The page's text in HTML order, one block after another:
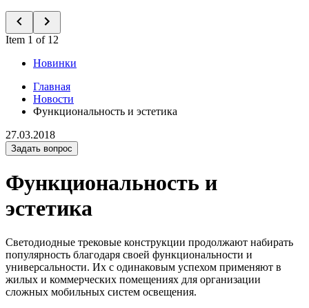
Item 1 of 12
Новинки
Главная
Новости
Функциональность и эстетика
27.03.2018
Задать вопрос
Функциональность и
эстетика
Светодиодные трековые конструкции продолжают набирать
популярность благодаря своей функциональности и
универсальности. Их с одинаковым успехом применяют в
жилых и коммерческих помещениях для организации
сложных мобильных систем освещения.